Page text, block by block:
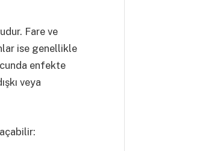
Fare ve
ise genellikle
enfekte
veya